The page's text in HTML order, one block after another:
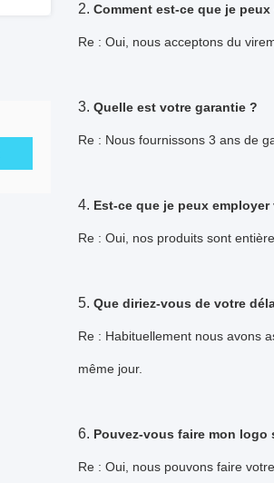
2. Comment est-ce que je
Re : Oui, nous acceptons du
3. Quelle est votre garantie ?
Re : Nous fournissons 3 ans de
4. Est-ce que je peux
Re : Oui, nos produits sont
5. Que diriez-vous de votre
Re : Habituellement nous avons
même jour.
6. Pouvez-vous faire mon logo
Re : Oui, nous pouvons faire